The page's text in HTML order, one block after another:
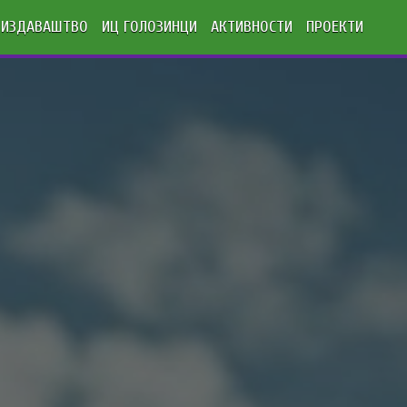
ИЗДАВАШТВО ИЦ ГОЛОЗИНЦИ АКТИВНОСТИ ПРОЕКТИ